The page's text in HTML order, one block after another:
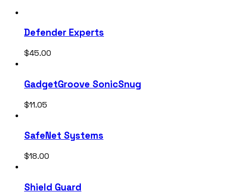
Defender Experts
$45.00
GadgetGroove SonicSnug
$11.05
SafeNet Systems
$18.00
Shield Guard